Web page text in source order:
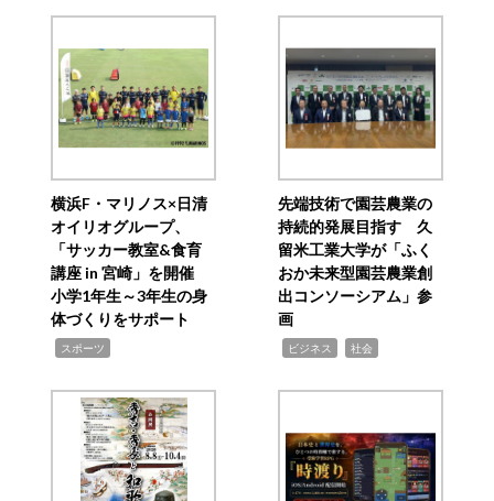
横浜F・マリノス×日清
オイリオグループ、
「サッカー教室&食育
講座 in 宮崎」を開催
小学1年生～3年生の身
体づくりをサポート
スポーツ
先端技術で園芸農業の
持続的発展目指す 久
留米工業大学が「ふく
おか未来型園芸農業創
出コンソーシアム」参
画
ビジネス 社会